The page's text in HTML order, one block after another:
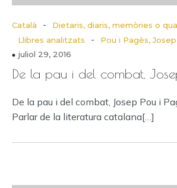
Català - Dietaris, diaris, memòries o
Llibres analitzats -
Pou i Pagès, Josep
juliol 29, 2016
De la pau i del combat,
De la pau i del combat, Josep Pou i
Parlar de la literatura catalana[…]